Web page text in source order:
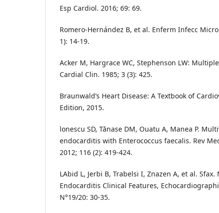
Esp Cardiol. 2016; 69: 69.
Romero-Hernández B, et al. Enferm Infecc
1): 14-19.
Acker M, Hargrace WC, Stephenson LW:
Cardial Clin. 1985; 3 (3): 425.
Braunwald’s Heart Disease: A Textbook of
Edition, 2015.
lonescu SD, Tănase DM, Ouatu A, Manea P.
endocarditis with Enterococcus faecalis. Rev
2012; 116 (2): 419-424.
LAbid L, Jerbi B, Trabelsi I, Znazen A, et al.
Endocarditis Clinical Features,
N°19/20: 30-35.